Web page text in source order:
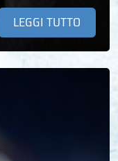
LEGGI TUTTO